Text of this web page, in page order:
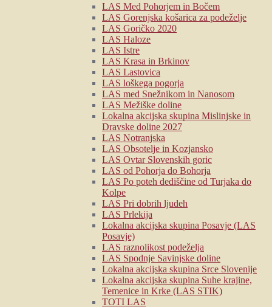
LAS Med Pohorjem in Bočem
LAS Gorenjska košarica za podeželje
LAS Goričko 2020
LAS Haloze
LAS Istre
LAS Krasa in Brkinov
LAS Lastovica
LAS loškega pogorja
LAS med Snežnikom in Nanosom
LAS Mežiške doline
Lokalna akcijska skupina Mislinjske in
Dravske doline 2027
LAS Notranjska
LAS Obsotelje in Kozjansko
LAS Ovtar Slovenskih goric
LAS od Pohorja do Bohorja
LAS Po poteh dediščine od Turjaka do
Kolpe
LAS Pri dobrih ljudeh
LAS Prlekija
Lokalna akcijska skupina Posavje (LAS
Posavje)
LAS raznolikost podeželja
LAS Spodnje Savinjske doline
Lokalna akcijska skupina Srce Slovenije
Lokalna akcijska skupina Suhe krajine,
Temenice in Krke (LAS STIK)
TOTI LAS